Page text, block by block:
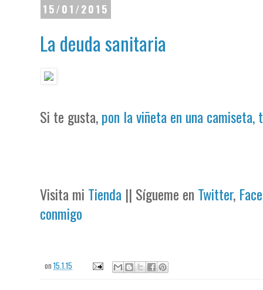
15/01/2015
La deuda sanitaria
Si te gusta,pon la viñeta en una camiseta,
Visita mi Tienda || Sígueme en Twitter,
conmigo
on15.1.15